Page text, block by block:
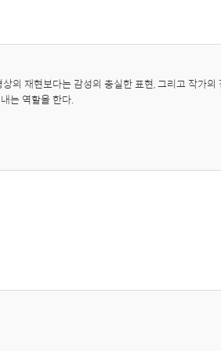
의 재현보다는 감성의 충실한 표현, 그리고 작가
는 역할을 한다.